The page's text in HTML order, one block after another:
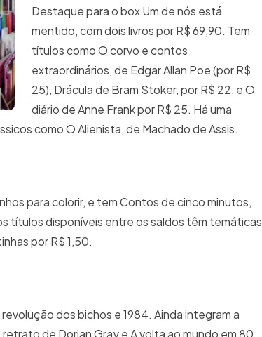
Destaque para o box Um de nós está
mentido, com dois livros por R$ 69,90. Tem
títulos como O corvo e contos
extraordinários, de Edgar Allan Poe (por R$
25), Drácula de Bram Stoker, por R$ 22, e O
diário de Anne Frank por R$ 25. Há uma
como O Alienista, de Machado de Assis.
para colorir, e tem Contos de cinco minutos,
títulos disponíveis entre os saldos têm temáticas
por R$ 1,50.
dos bichos e 1984. Ainda integram a
de Dorian Gray e A volta ao mundo em 80